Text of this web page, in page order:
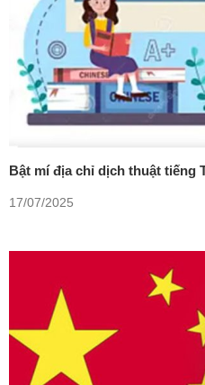
Bật mí địa chỉ dịch thuật tiếng
17/07/2025